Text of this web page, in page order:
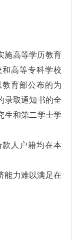
施高等学历教育
高等专科学校
教育部公布的为
录取通知书的全
生和第二学士学
人户籍均在本
能力难以满足在